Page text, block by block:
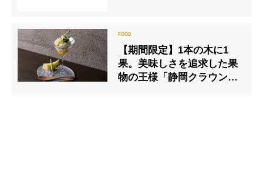
【期間限定】1本の木に1
果。美味しさを追求した果
物の王様「静岡クラウンメ